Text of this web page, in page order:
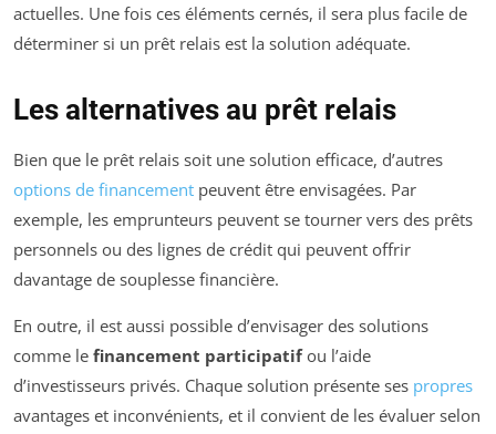
actuelles. Une fois ces éléments cernés, il sera plus facile de
déterminer si un prêt relais est la solution adéquate.
Les alternatives au prêt relais
Bien que le prêt relais soit une solution efficace, d’autres
options de financement peuvent être envisagées. Par
exemple, les emprunteurs peuvent se tourner vers des prêts
personnels ou des lignes de crédit qui peuvent offrir
davantage de souplesse financière.
En outre, il est aussi possible d’envisager des solutions
comme le financement participatifou l’aide
d’investisseurs privés. Chaque solution présente ses propres
avantages et inconvénients, et il convient de les évaluer selon